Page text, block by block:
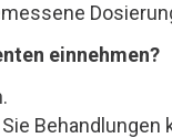
einnehmen?
Behandlungen